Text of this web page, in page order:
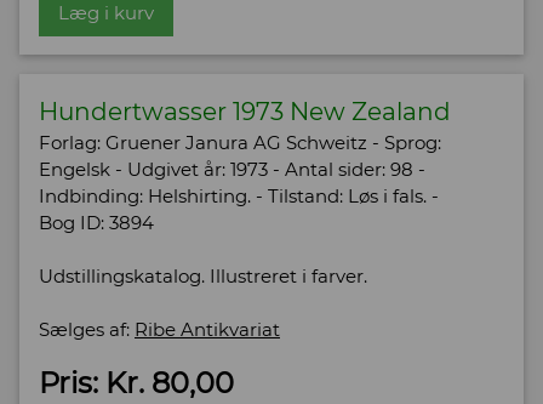
Læg i kurv
Hundertwasser 1973 New Zealand
Forlag: Gruener Janura AG Schweitz - Sprog:
Engelsk - Udgivet år: 1973 - Antal sider: 98 -
Indbinding: Helshirting. - Tilstand: Løs i fals. -
Bog ID: 3894
Udstillingskatalog. Illustreret i farver.
Sælges af: Ribe Antikvariat
Pris: Kr. 80,00